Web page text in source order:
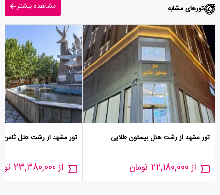
تورهای مشابه مشاهده بیشتر
تور مشهد از رشت هتل بیستون طلایی
از 22,180,000 تومان
تور مشهد از رشت هتل ثامن
از 23,380,000 تومان